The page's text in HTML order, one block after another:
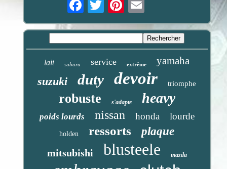
lait subaru service extrême yamaha
suzuki duty devoir triomphe
robuste s'adapte heavy
poids lourds nissan honda lourde
holden ressorts plaque
mitsubishi blusteele mazda